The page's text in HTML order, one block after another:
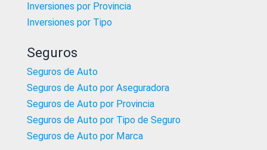
Inversiones por Provincia
Inversiones por Tipo
Seguros
Seguros de Auto
Seguros de Auto por Aseguradora
Seguros de Auto por Provincia
Seguros de Auto por Tipo de Seguro
Seguros de Auto por Marca